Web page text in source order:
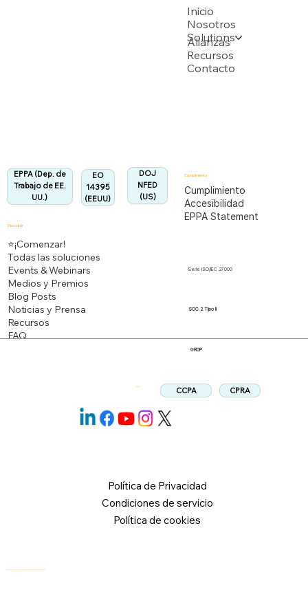
EO
14395
(EEUU)
EPPA (Dep. de
Trabajo de EE.
UU.)
DOJ
NFED
(US)
Inicio
Nosotros
Solutions
Alianzas
Recursos
Contacto
Descubrir
⭐¡Comenzar!
Todas las soluciones
Events & Webinars
Medios y Premios
Blog Posts
Noticias y Prensa
Recursos
FAQ
Cumplimiento
Cumplimiento
Accesibilidad
EPPA Statement
Serie ISO/IEC 27000
Política de Privacidad
Condiciones de servicio
Política de cookies
SOC 2 Tipo II
GRDP
CCPA CPRA